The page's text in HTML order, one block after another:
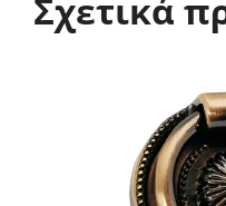
Σχετικά